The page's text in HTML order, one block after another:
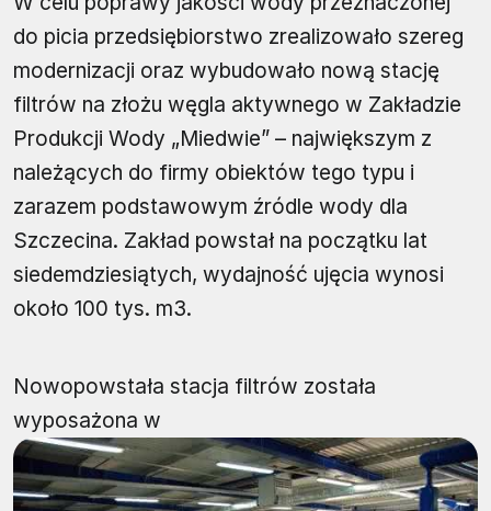
do picia przedsiębiorstwo zrealizowało szereg
modernizacji oraz wybudowało nową stację
filtrów na złożu węgla aktywnego w Zakładzie
Produkcji Wody „Miedwie” – największym z
należących do firmy obiektów tego typu i
zarazem podstawowym źródle wody dla
Szczecina. Zakład powstał na początku lat
siedemdziesiątych, wydajność ujęcia wynosi
około 100 tys. m3.
Nowopowstała stacja filtrów została
wyposażona w